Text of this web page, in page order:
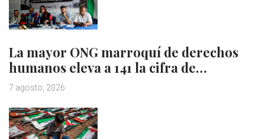
La mayor ONG marroquí de derechos
humanos eleva a 141 la cifra de…
7 agosto, 2026